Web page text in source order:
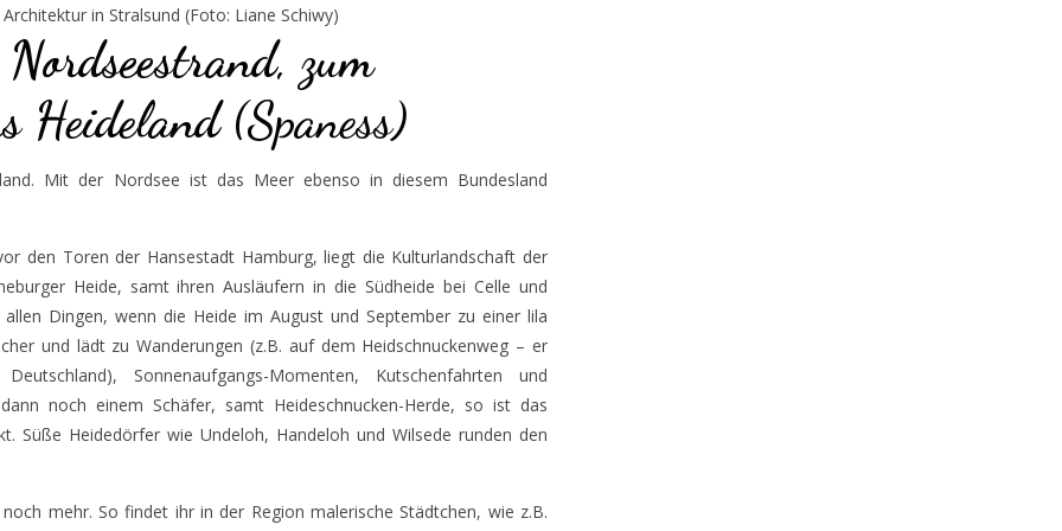
in Stralsund (Foto: Liane Schiwy)
zum
Heideland(Spaness)
Mit der Nordsee ist das Meer ebenso in diesem Bundesland
den Toren der Hansestadt Hamburg, liegt die Kulturlandschaft der
Heide, samt ihren Ausläufern in die Südheide bei Celle und
Dingen, wenn die Heide im August und September zu einer lila
und lädt zu Wanderungen (z.B. auf dem Heidschnuckenweg – er
Sonnenaufgangs-Momenten, Kutschenfahrten und
noch einem Schäfer, samt Heideschnucken-Herde, so ist das
Süße Heidedörfer wie Undeloh, Handeloh und Wilsede runden den
mehr. So findet ihr in der Region malerische Städtchen, wie z.B.